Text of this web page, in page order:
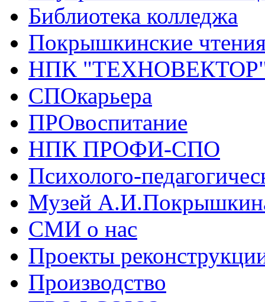
Библиотека колледжа
Покрышкинские
НПК
СПОкарьера
ПРОвоспитание
НПК ПРОФИ-СПО
Психолого-
Музей
СМИ о нас
Проекты
Производство